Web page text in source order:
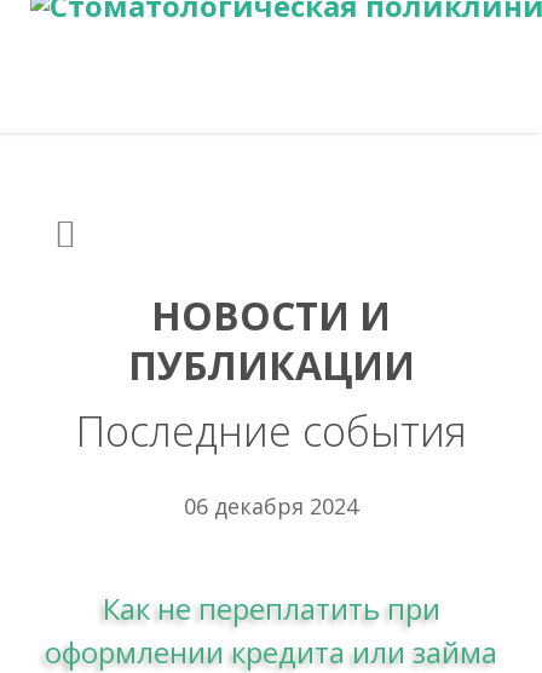
НОВОСТИ И
ПУБЛИКАЦИИ
Последние события
06 декабря 2024
Как не переплатить при
оформлении кредита или займа